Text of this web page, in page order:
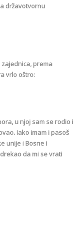
državotvornu
prema
vrlo oštro:
u njoj sam se rodio i
Iako imam i pasoš
unije i Bosne i
da mi se vrati